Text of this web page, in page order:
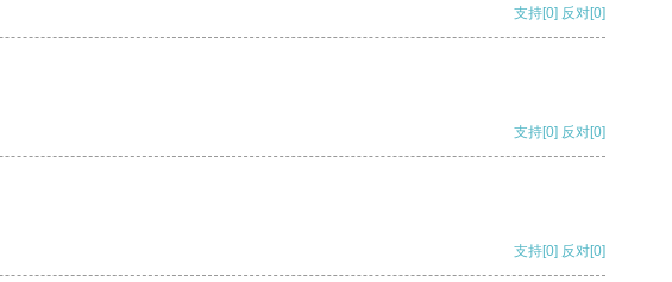
支持[0] 反对[0]
支持[0] 反对[0]
支持[0] 反对[0]